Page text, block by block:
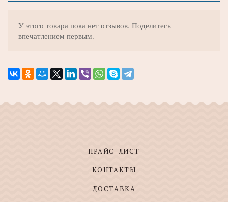
У этого товара пока нет отзывов. Поделитесь
впечатлением первым.
ПРАЙС-ЛИСТ
КОНТАКТЫ
ДОСТАВКА